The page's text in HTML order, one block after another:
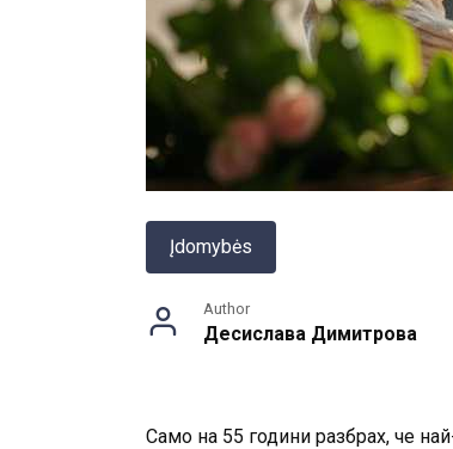
Įdomybės
Author
Десислава Димитрова
Само на 55 години разбрах, че